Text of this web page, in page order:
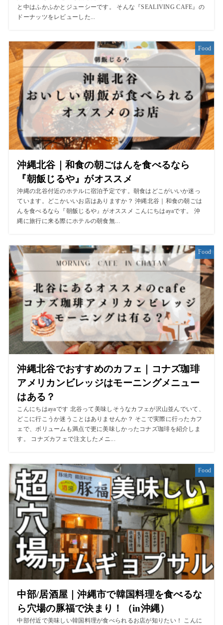
と中はふかふかとジューシーです。 そんな『SEALIVING CAFE』の
ドーナッツをレビューした...
Food
沖縄北谷｜和食の朝ごはんを食べるなら
『朝飯じるや』がオススメ
沖縄の北谷付近のホテルに宿泊予定です。朝食はどこがいいか迷っ
ています。どこかいいお店はありますか？ 沖縄北谷｜和食の朝ごは
んを食べるなら『朝飯じるや』がオススメ こんにちはayaです。 沖
縄に旅行に来る際にホテルの朝食無...
Food
沖縄北谷でおすすめのカフェ｜コナズ珈琲
アメリカンビレッジはモーニングメニュー
はある？
こんにちはayaです 北谷って美味しそうなカフェが沢山並んでいて、
どこに行こうか迷うことはありませんか？ そこで実際に行ったカフ
ェで、ボリュームも満点で更に美味しかったコナズ珈琲を紹介しま
す。 コナズカフェで注文したメニ...
Food
中部/居酒屋｜沖縄市で韓国料理を食べるな
ら穴場の豚福で決まり！（in沖縄）
中部付近で美味しい韓国料理が食べられるお店が知りたい！ こんに